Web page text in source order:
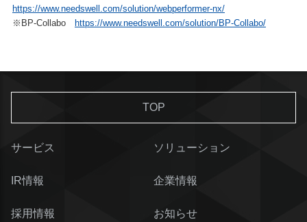
https://www.needswell.com/solution/webperformer-nx/
※BP-Collabo https://www.needswell.com/solution/BP-Collabo/
TOP
サービス ソリューション
IR情報 企業情報
採用情報 お知らせ